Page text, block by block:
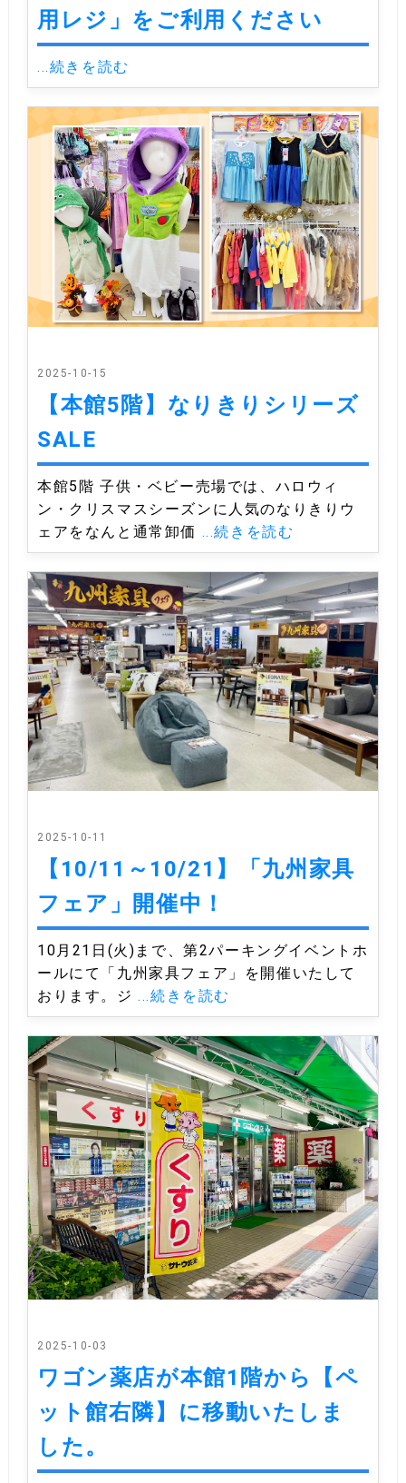
用レジ」をご利用ください
...続きを読む
2025-10-15
【本館5階】なりきりシリーズ
SALE
本館5階 子供・ベビー売場では、ハロウィ
ン・クリスマスシーズンに人気のなりきりウ
ェアをなんと通常卸価 ...続きを読む
2025-10-11
【10/11～10/21】「九州家具
フェア」開催中！
10月21日(火)まで、第2パーキングイベントホ
ールにて「九州家具フェア」を開催いたして
おります。ジ...続きを読む
2025-10-03
ワゴン薬店が本館1階から【ペ
ット館右隣】に移動いたしま
した。